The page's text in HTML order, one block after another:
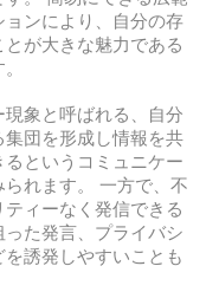
ンにより、自分の存
が大きな魅力である
象と呼ばれる、自分
団を形成し情報を共
というコミュニケー
れます。 一方で、不
ィーなく発信できる
た発言、プライバシ
誘発しやすいことも